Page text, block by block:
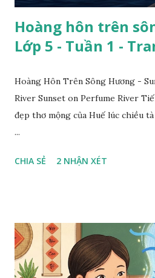
Hoàng hôn trên
Lớp 5 - Tuần 1 -
Hoàng Hôn Trên Sông Hương -
River Sunset on Perfume River
đẹp thơ mộng của Huế lúc chiều
...
CHIA SẺ 2 NHẬN XÉT